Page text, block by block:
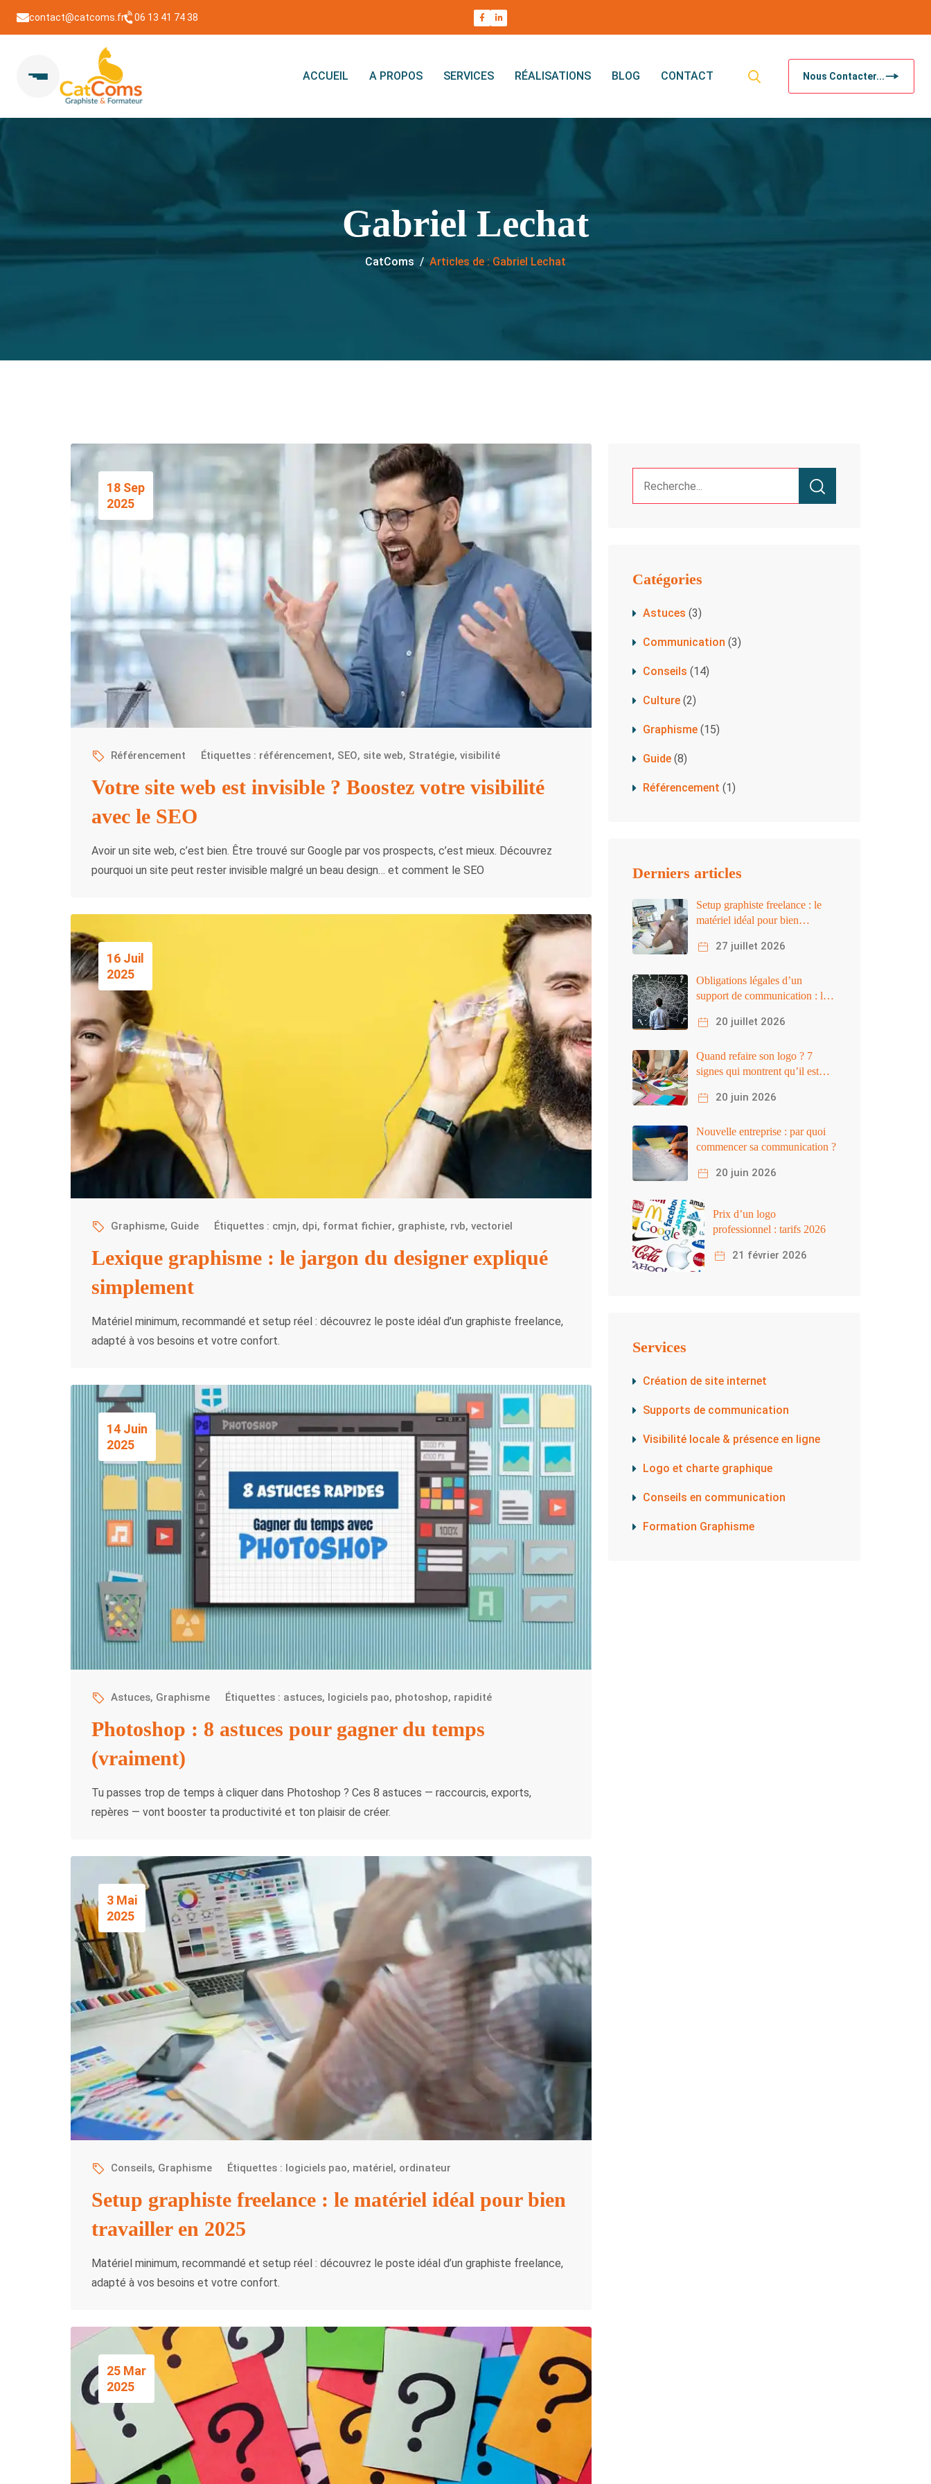
contact@catcoms.fr 06 13 41 74 38
ACCUEIL A PROPOS SERVICES RÉALISATIONS BLOG CONTACT Nous Contacter...
Gabriel Lechat
CatComs / Articles de : Gabriel Lechat
18 Sep
2025
Référencement Étiquettes : référencement, SEO, site web, Stratégie, visibilité
Votre site web est invisible ? Boostez votre visibilité
avec le SEO
Avoir un site web, c’est bien. Être trouvé sur Google par vos prospects, c’est mieux. Découvrez
pourquoi un site peut rester invisible malgré un beau design… et comment le SEO
16 Juil
2025
Graphisme, Guide Étiquettes : cmjn, dpi, format fichier, graphiste, rvb, vectoriel
Lexique graphisme : le jargon du designer expliqué
simplement
Matériel minimum, recommandé et setup réel : découvrez le poste idéal d’un graphiste freelance,
adapté à vos besoins et votre confort.
14 Juin
2025
Astuces, Graphisme Étiquettes : astuces, logiciels pao, photoshop, rapidité
Photoshop : 8 astuces pour gagner du temps
(vraiment)
Tu passes trop de temps à cliquer dans Photoshop ? Ces 8 astuces — raccourcis, exports,
repères — vont booster ta productivité et ton plaisir de créer.
3 Mai
2025
Conseils, Graphisme Étiquettes : logiciels pao, matériel, ordinateur
Setup graphiste freelance : le matériel idéal pour bien
travailler en 2025
Matériel minimum, recommandé et setup réel : découvrez le poste idéal d’un graphiste freelance,
adapté à vos besoins et votre confort.
25 Mar
2025
Catégories
Astuces (3)
Communication (3)
Conseils (14)
Culture (2)
Graphisme (15)
Guide (8)
Référencement (1)
Derniers articles
Setup graphiste freelance : le
matériel idéal pour bien
27 juillet 2026
Obligations légales d’un
support de communication : le
20 juillet 2026
Quand refaire son logo ? 7
signes qui montrent qu’il est
20 juin 2026
Nouvelle entreprise : par quoi
commencer sa communication ?
20 juin 2026
Prix d’un logo
professionnel : tarifs 2026
21 février 2026
Services
Création de site internet
Supports de communication
Visibilité locale & présence en ligne
Logo et charte graphique
Conseils en communication​
Formation Graphisme